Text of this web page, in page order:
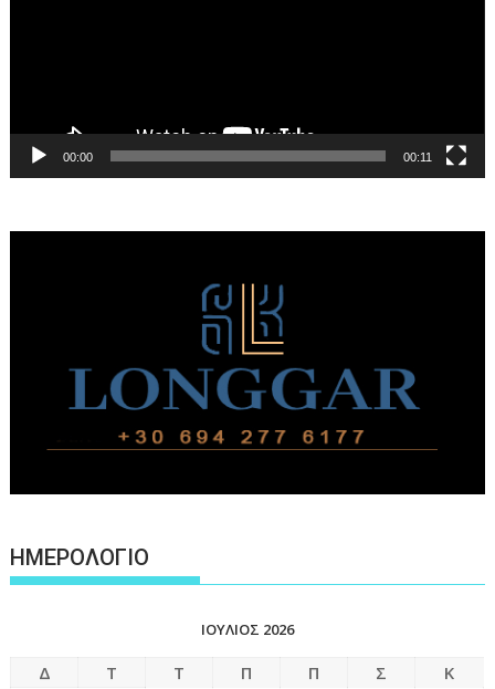
00:00 00:11
ΗΜΕΡΟΛΟΓΙΟ
ΙΟΎΛΙΟΣ 2026
Δ Τ Τ Π Π Σ
Κ